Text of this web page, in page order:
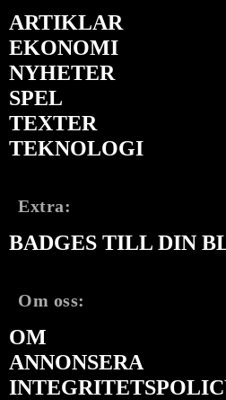
ARTIKLAR
EKONOMI
NYHETER
SPEL
TEXTER
TEKNOLOGI
Extra:
BADGES TILL DIN
Om oss:
OM
ANNONSERA